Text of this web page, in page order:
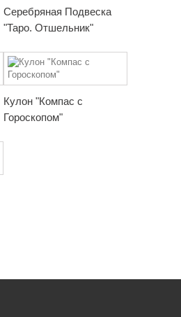
Серебряная Подвеска
"Таро. Отшельник"
Кулон "Компас с
Гороскопом"